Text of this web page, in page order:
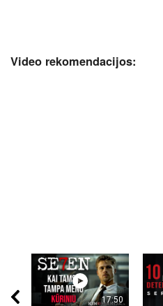
Video rekomendacijos:
17:50